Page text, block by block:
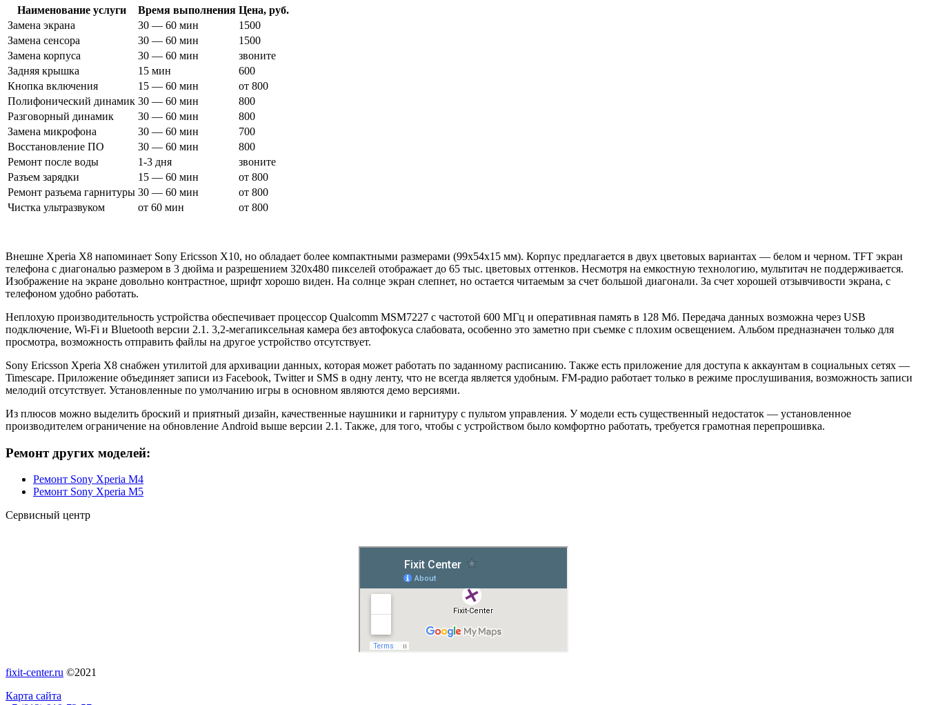
Наименование услуги Время выполнения Цена, руб.
Замена экрана
30 — 60 мин
1500
Замена сенсора
30 — 60 мин
1500
Замена корпуса
30 — 60 мин
звоните
Задняя крышка
15 мин
600
Кнопка включения
15 — 60 мин
от 800
Полифонический динамик 30 — 60 мин
800
Разговорный динамик
30 — 60 мин
800
Замена микрофона
30 — 60 мин
700
Восстановление ПО
30 — 60 мин
800
Ремонт после воды
1-3 дня
звоните
Разъем зарядки
15 — 60 мин
от 800
Ремонт разъема гарнитуры 30 — 60 мин
от 800
Чистка ультразвуком
от 60 мин от 800
Внешне Xperia X8 напоминает Sony Ericsson X10, но обладает более компактными размерами (99x54x15 мм). Корпус предлагается в двух цветовых вариантах — белом и черном. TFT экран
телефона с диагональю размером в 3 дюйма и разрешением 320x480 пикселей отображает до 65 тыс. цветовых оттенков. Несмотря на емкостную технологию, мультитач не поддерживается.
Изображение на экране довольно контрастное, шрифт хорошо виден. На солнце экран слепнет, но остается читаемым за счет большой диагонали. За счет хорошей отзывчивости экрана, с
телефоном удобно работать.
Неплохую производительность устройства обеспечивает процессор Qualcomm MSM7227 с частотой 600 МГц и оперативная память в 128 Мб. Передача данных возможна через USB
подключение, Wi-Fi и Bluetooth версии 2.1 . 3,2-мегапиксельная камера без автофокуса слабовата, особенно это заметно при съемке с плохим освещением. Альбом предназначен только для
просмотра, возможность отправить файлы на другое устройство отсутствует.
Sony Ericsson Xperia X8 снабжен утилитой для архивации данных, которая может работать по заданному расписанию. Также есть приложение для доступа к аккаунтам в социальных сетях —
Timescape. Приложение объединяет записи из Facebook, Twitter и SMS в одну ленту, что не всегда является удобным. FM-радио работает только в режиме прослушивания, возможность записи
мелодий отсутствует. Установленные по умолчанию игры в основном являются демо версиями.
Из плюсов можно выделить броский и приятный дизайн, качественные наушники и гарнитуру с пультом управления. У модели есть существенный недостаток — установленное
производителем ограничение на обновление Android выше версии 2.1. Также, для того, чтобы с устройством было комфортно работать, требуется грамотная перепрошивка.
Ремонт других моделей:
Ремонт Sony Xperia M4
Ремонт Sony Xperia M5
Сервисный центр
fixit-center.ru ©2021
Карта сайта